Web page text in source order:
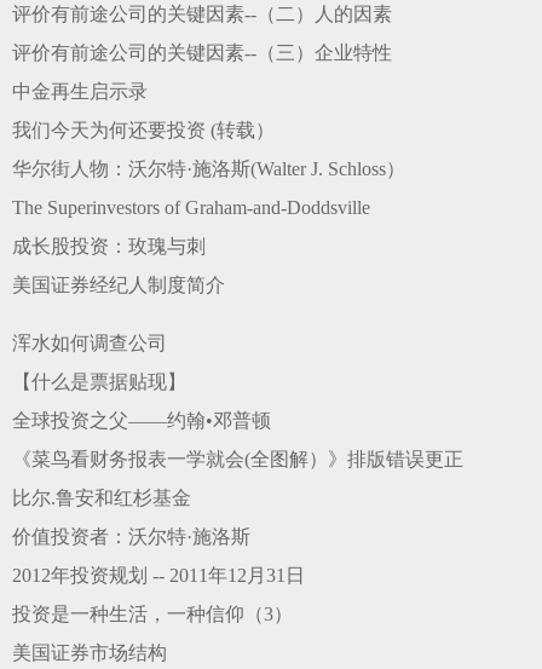
评价有前途公司的关键因素--（二）人的因素
评价有前途公司的关键因素--（三）企业特性
中金再生启示录
我们今天为何还要投资 (转载）
华尔街人物：沃尔特·施洛斯(Walter J. Schloss）
The Superinvestors of Graham-and-Doddsville
成长股投资：玫瑰与刺
美国证券经纪人制度简介
浑水如何调查公司
【什么是票据贴现】
全球投资之父——约翰•邓普顿
《菜鸟看财务报表一学就会(全图解）》排版错误更正
比尔.鲁安和红杉基金
价值投资者：沃尔特·施洛斯
2012年投资规划 -- 2011年12月31日
投资是一种生活，一种信仰（3）
美国证券市场结构